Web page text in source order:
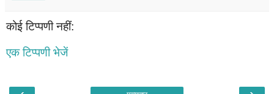
कोई टिप्पणी नहीं:
एक टिप्पणी भेजें